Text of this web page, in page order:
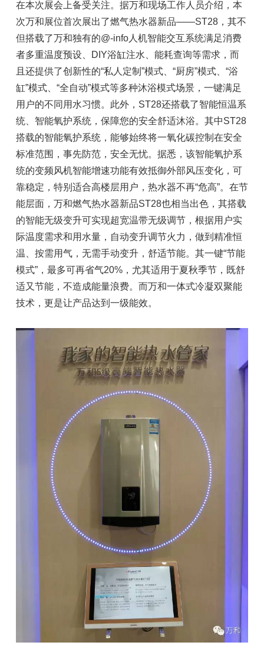
在本次展会上备受关注。据万和现场工作人员介绍，本
次万和展位首次展出了燃气热水器新品——ST28，其不
但搭载了万和独有的@-info人机智能交互系统满足消费
者多重温度预设、DIY浴缸注水、能耗查询等需求，而
且还提供了创新性的“私人定制”模式、“厨房”模式、“浴
缸”模式、“全自动”模式等多种沐浴模式场景，一键满足
用户的不同用水习惯。此外，ST28还搭载了智能恒温系
统、智能氧护系统，保障您的安全舒适沐浴。其中ST28
搭载的智能氧护系统，能够始终将一氧化碳控制在安全
标准范围，事先防范，安全无忧。据悉，该智能氧护系
统的变频风机智能增速功能有效抵御外部风压变化，可
靠稳定，特别适合高楼层用户，热水器不再“危高”。在节
能层面，万和燃气热水器新品ST28也相当出色，其搭载
的智能无级变升可实现超宽温带无级调节，根据用户实
际温度需求和用水量，自动变升调节火力，做到精准恒
温、按需用气，无需手动变升，舒适节能。其一键“节能
模式”，最多可再省气20%，尤其适用于夏秋季节，既舒
适又节能，不造成能量浪费。而万和一体式冷凝双聚能
技术，更是让产品达到一级能效。